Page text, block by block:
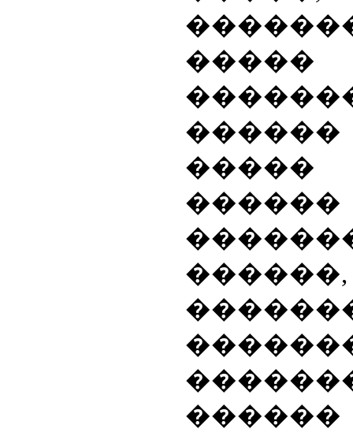
�����
������
������,
������